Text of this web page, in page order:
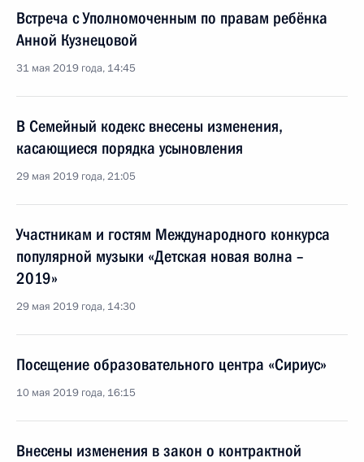
Встреча с Уполномоченным по правам ребёнка
Анной Кузнецовой
31 мая 2019 года, 14:45
В Семейный кодекс внесены изменения,
касающиеся порядка усыновления
29 мая 2019 года, 21:05
Участникам и гостям Международного конкурса
популярной музыки «Детская новая волна –
2019»
29 мая 2019 года, 14:30
Посещение образовательного центра «Сириус»
10 мая 2019 года, 16:15
Внесены изменения в закон о контрактной